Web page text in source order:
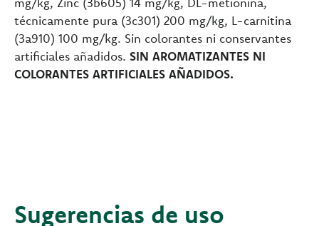
técnicamente pura (3c301) 200 mg/kg, L-carnitina
(3a910) 100 mg/kg. Sin colorantes ni conservantes
artificiales añadidos. SIN AROMATIZANTES NI
COLORANTES ARTIFICIALES AÑADIDOS.
Sugerencias de uso